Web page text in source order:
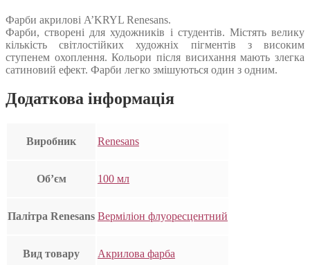
Фарби акрилові A’KRYL Renesans.
Фарби, створені для художників і студентів. Містять велику
кількість світлостійких художніх пігментів з високим
ступенем охоплення. Кольори після висихання мають злегка
сатиновий ефект. Фарби легко змішуються один з одним.
Додаткова інформація
Виробник Renesans
Об’єм 100 мл
Палітра Renesans Верміліон флуоресцентний
Вид товару Акрилова фарба